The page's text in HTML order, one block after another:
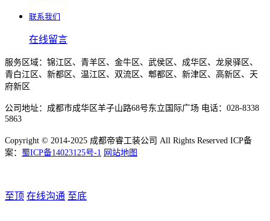
联系我们
在线留言
服务区域：锦江区、青羊区、金牛区、武侯区、成华区、龙泉驿区、
青白江区、新都区、温江区、双流区、郫都区、新津区、高新区、天
府新区
公司地址：成都市成华区羊子山路68号东立国际广场 电话：028-8338
5863
Copyright © 2014-2025 成都帝睿工装公司 All Rights Reserved ICP备
案： 蜀ICP备14023125号-1 网站地图
至顶 在线沟通 至底